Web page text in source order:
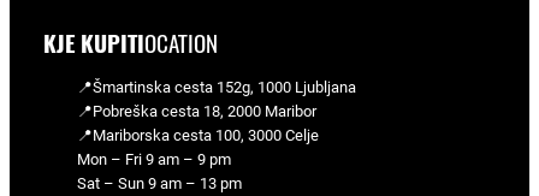
KJE KUPITIOCATION
📍Šmartinska cesta 152g, 1000 Ljubljana
📍Pobreška cesta 18, 2000 Maribor
📍Mariborska cesta 100, 3000 Celje
Mon – Fri 9 am – 9 pm
Sat – Sun 9 am – 13 pm